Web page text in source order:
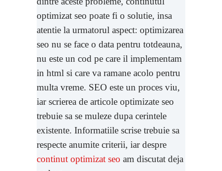
optimizat seo poate fi o solutie, insa
atentie la urmatorul aspect: optimizarea
seo nu se face o data pentru totdeauna,
nu este un cod pe care il implementam
in html si care va ramane acolo pentru
multa vreme. SEO este un proces viu,
iar scrierea de articole optimizate seo
trebuie sa se muleze dupa cerintele
existente. Informatiile scrise trebuie sa
respecte anumite criterii, iar despre
continut optimizat seo am discutat deja